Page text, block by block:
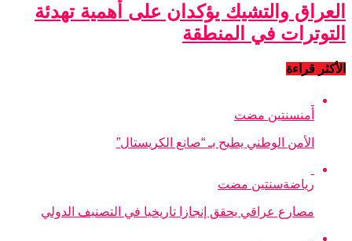
العراق والتشيك يؤكدان على أهمية تهدئة
التوترات في المنطقة
الأكثر قراءة
أمنسنتين مضت
الأمن الوطني يطيح بـ “صانع الكريستال”
رياضةسنتين مضت
مصارع عراقي يحقق إنجازا تاريخيا في التصنيف الدولي